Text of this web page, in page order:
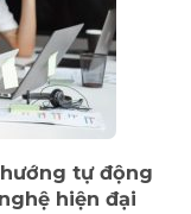
tự động
hiện đại